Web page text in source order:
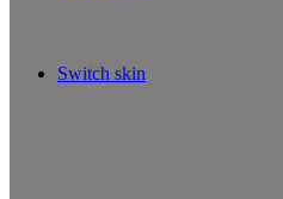
Switch skin